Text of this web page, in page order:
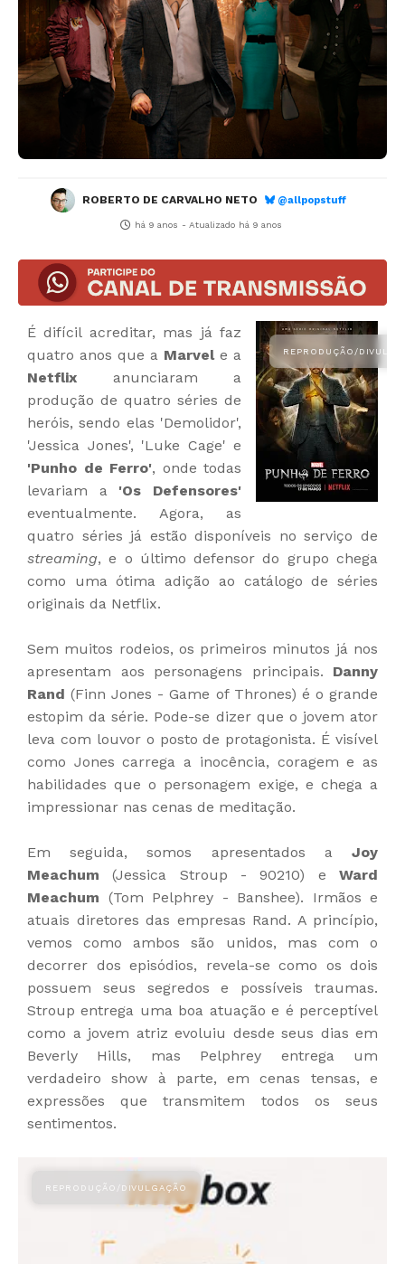
ROBERTO DE CARVALHO NETO @allpopstuff
há 9 anos - Atualizado há 9 anos
É difícil acreditar, mas já faz
quatro anos que a Marvel e a
Netflix anunciaram a
produção de quatro séries de
heróis, sendo elas 'Demolidor',
'Jessica Jones', 'Luke Cage' e
'Punho de Ferro', onde todas
levariam a 'Os Defensores'
eventualmente. Agora, as
quatro séries já estão disponíveis no serviço de
streaming, e o último defensor do grupo chega
como uma ótima adição ao catálogo de séries
originais da Netflix.
Sem muitos rodeios, os primeiros minutos já nos
apresentam aos personagens principais. Danny
Rand(Finn Jones - Game of Thrones) é o grande
estopim da série. Pode-se dizer que o jovem ator
leva com louvor o posto de protagonista. É visível
como Jones carrega a inocência, coragem e as
habilidades que o personagem exige, e chega a
impressionar nas cenas de meditação.
Em seguida, somos apresentados a Joy
Meachum (Jessica Stroup - 90210) e Ward
Meachum (Tom Pelphrey - Banshee). Irmãos e
atuais diretores das empresas Rand. A princípio,
vemos como ambos são unidos, mas com o
decorrer dos episódios, revela-se como os dois
possuem seus segredos e possíveis traumas.
Stroup entrega uma boa atuação e é perceptível
como a jovem atriz evoluiu desde seus dias em
Beverly Hills, mas Pelphrey entrega um
verdadeiro show à parte, em cenas tensas, e
expressões que transmitem todos os seus
sentimentos.